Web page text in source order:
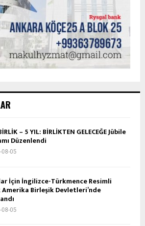
– 5 YIL: BİRLİKTEN GELECEĞE Jübile
Düzenlendi
08-05
İçin İngilizce-Türkmence Resimli
Amerika Birleşik Devletleri’nde
08-05